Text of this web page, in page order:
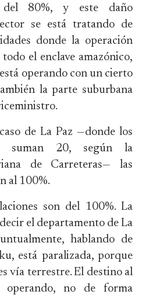
del 80%, y este daño
se está tratando de
donde la operación
el enclave amazónico,
operando con un cierto
la parte suburbana
de La Paz —donde los
suman 20, según la
de Carreteras— las
al 100%.
son del 100%. La
el departamento de La
hablando de
está paralizada, porque
vía terrestre. El destino al
no de forma